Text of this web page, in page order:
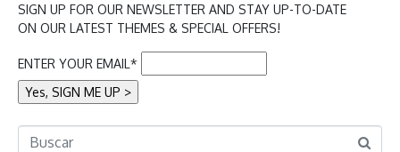
SIGN UP FOR OUR NEWSLETTER AND STAY UP-TO-DATE
ON OUR LATEST THEMES & SPECIAL OFFERS!
ENTER YOUR EMAIL*